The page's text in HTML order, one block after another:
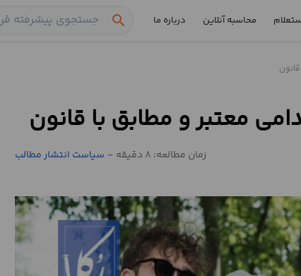
محاسبه آنلاین درباره ما search
معتبر و مطابق با قانون
زمان مطالعه: 8 دقیقه - سیاست انتشار مطالب